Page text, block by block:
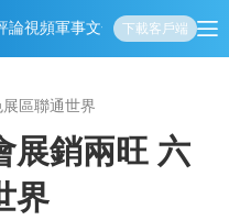
論視頻軍事文化 娛樂生活教育體
下載客戶端
區聯通世界
展銷兩旺 六
界